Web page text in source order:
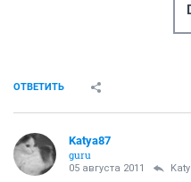
ОТВЕТИТЬ
Katya87
guru
05 августа 2011